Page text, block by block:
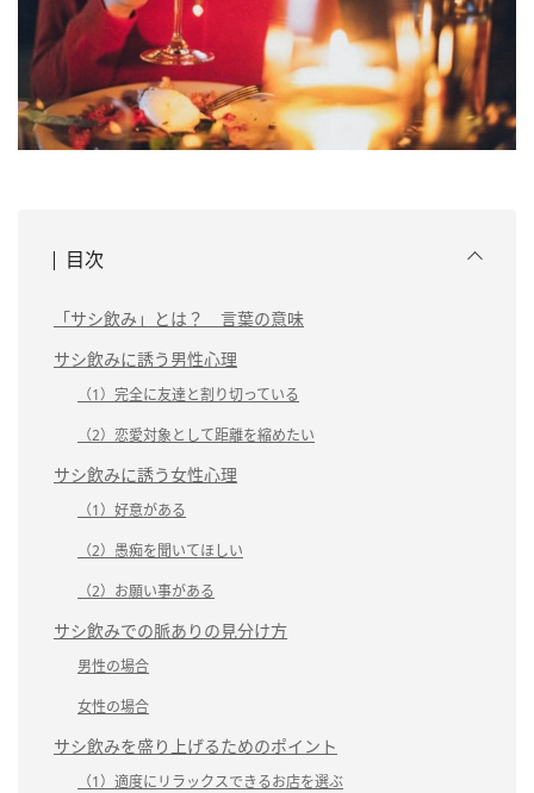
目次
「サシ飲み」とは？ 言葉の意味
サシ飲みに誘う男性心理
（1）完全に友達と割り切っている
（2）恋愛対象として距離を縮めたい
サシ飲みに誘う女性心理
（1）好意がある
（2）愚痴を聞いてほしい
（2）お願い事がある
サシ飲みでの脈ありの見分け方
男性の場合
女性の場合
サシ飲みを盛り上げるためのポイント
（1）適度にリラックスできるお店を選ぶ